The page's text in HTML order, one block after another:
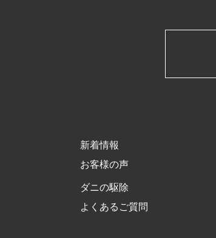
新着情報
お客様の声
ダニの駆除
よくあるご質問